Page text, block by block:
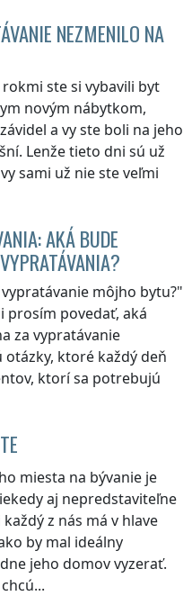
NEZMENILO NA
ste si vybavili byt
novým nábytkom,
a vy ste boli na jeho
Lenže tieto dni sú už
sami už nie ste veľmi
AKÁ BUDE
môjho bytu?"
prosím povedať, aká
za vypratávanie
otázky, ktoré každý deň
ktorí sa potrebujú
miesta na bývanie je
aj nepredstaviteľne
z nás má v hlave
by mal ideálny
jeho domov vyzerať.